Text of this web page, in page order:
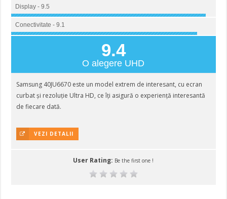
Display - 9.5
Conectivitate - 9.1
9.4
O alegere UHD
Samsung 40JU6670 este un model extrem de interesant, cu ecran
curbat și rezoluție Ultra HD, ce îți asigură o experiență interesantă
de fiecare dată.
VEZI DETALII
User Rating: Be the first one !